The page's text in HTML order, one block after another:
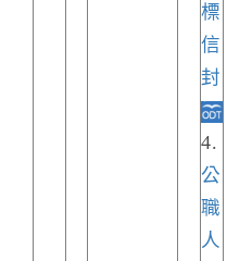
標
信
封
4.
公
職
人